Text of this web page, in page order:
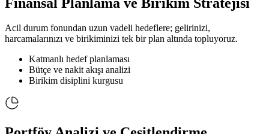
Acil durum fonundan uzun vadeli hedeflere; gelirinizi,
harcamalarınızı ve birikiminizi tek bir plan altında topluyoruz.
Katmanlı hedef planlaması
Bütçe ve nakit akışı analizi
Birikim disiplini kurgusu